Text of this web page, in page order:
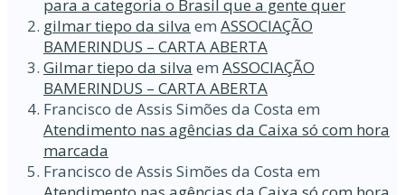
para a categoria o Brasil que a gente quer
gilmar tiepo da silva em ASSOCIAÇÃO
BAMERINDUS – CARTA ABERTA
Gilmar tiepo da silva em ASSOCIAÇÃO
BAMERINDUS – CARTA ABERTA
Francisco de Assis Simões da Costa em
Atendimento nas agências da Caixa só com hora
marcada
Francisco de Assis Simões da Costa em